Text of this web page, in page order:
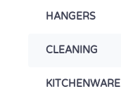
HANGERS
CLEANING
KITCHENWARE